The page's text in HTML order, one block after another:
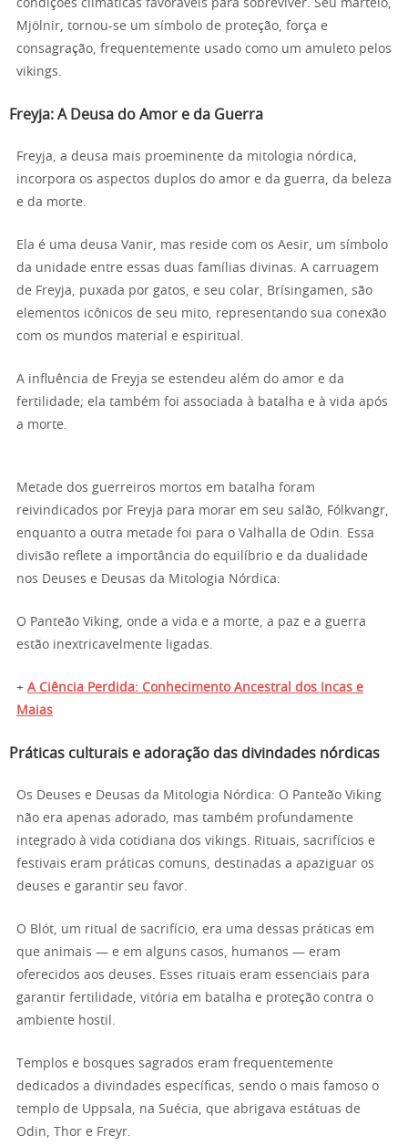
condições climáticas favoráveis para sobreviver. Seu martelo,
Mjölnir, tornou-se um símbolo de proteção, força e
consagração, frequentemente usado como um amuleto pelos
vikings.
Freyja: A Deusa do Amor e da Guerra
Freyja, a deusa mais proeminente da mitologia nórdica,
incorpora os aspectos duplos do amor e da guerra, da beleza
e da morte.
Ela é uma deusa Vanir, mas reside com os Aesir, um símbolo
da unidade entre essas duas famílias divinas. A carruagem
de Freyja, puxada por gatos, e seu colar, Brísingamen, são
elementos icônicos de seu mito, representando sua conexão
com os mundos material e espiritual.
A influência de Freyja se estendeu além do amor e da
fertilidade; ela também foi associada à batalha e à vida após
a morte.
Metade dos guerreiros mortos em batalha foram
reivindicados por Freyja para morar em seu salão, Fólkvangr,
enquanto a outra metade foi para o Valhalla de Odin. Essa
divisão reflete a importância do equilíbrio e da dualidade
nos Deuses e Deusas da Mitologia Nórdica:
O Panteão Viking, onde a vida e a morte, a paz e a guerra
estão inextricavelmente ligadas.
+ A Ciência Perdida: Conhecimento Ancestral dos Incas e
Maias
Práticas culturais e adoração das divindades nórdicas
Os Deuses e Deusas da Mitologia Nórdica: O Panteão Viking
não era apenas adorado, mas também profundamente
integrado à vida cotidiana dos vikings. Rituais, sacrifícios e
festivais eram práticas comuns, destinadas a apaziguar os
deuses e garantir seu favor.
O Blót, um ritual de sacrifício, era uma dessas práticas em
que animais — e em alguns casos, humanos — eram
oferecidos aos deuses. Esses rituais eram essenciais para
garantir fertilidade, vitória em batalha e proteção contra o
ambiente hostil.
Templos e bosques sagrados eram frequentemente
dedicados a divindades específicas, sendo o mais famoso o
templo de Uppsala, na Suécia, que abrigava estátuas de
Odin, Thor e Freyr.